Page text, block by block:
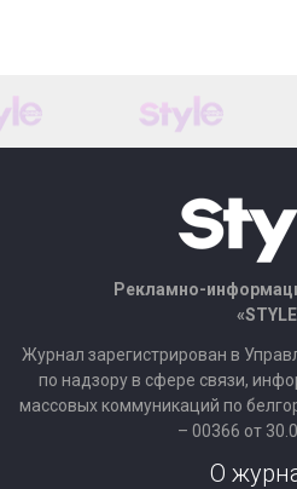
Рекламно-
Журнал зарегистрирован в
по надзору в сфере связи,
массовых коммуникаций по
– 00366 от
О